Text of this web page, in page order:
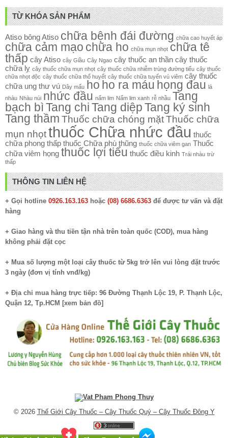
TỪ KHÓA SẢN PHẨM
Atiso bông Atiso chữa bệnh đái đường chữa cao huyết áp
chữa cảm mạo chữa ho chữa mụn nhọt chữa tê
thấp cây Atiso cây Giầu Cây Ngao cây thuốc an thần cây thuốc
chữa lỵ cây thuốc chữa mụn nhọt cây thuốc chữa nhiễm trùng đường tiểu cây thuốc
chữa nhọt độc cây thuốc chữa thổ huyết cây thuốc chữa tuyến vú viêm cây thuốc
chữa ung thư vú Dây mấu ho ho ra máu họng đau lá
nhàu Nhàu núi nhức đầu nấm lim Nấm lim xanh rễ nhầu Tang
bạch bì Tang chi Tang diệp Tang ký sinh
Tang thầm Thuốc chữa chóng mặtThuốc chữa
mụn nhọtthuốc Chữa nhức đầu thuốc
chữa phong thấp thuốc Chữa phù thũng thuốc chữa viêm gan Thuốc
chữa viêm họng thuốc lợi tiểu thuốc điều kinh Trái nhàu trừ
thấp
THÔNG TIN LIÊN HỆ
+ Gọi hotline 0926.163.163 hoặc (08) 6686.6363 để được tư vấn và đặt
hàng
+ Giao hàng và thu tiền tận nhà trên toàn quốc (COD), mua hàng
không phải đặt cọc
+ Mua số lượng một loại cây thuốc từ 5kg trở lên vui lòng đặt trước
3 ngày (đơn vị tính vnđ/kg)
+ Địa chỉ mua hàng trực tiếp: 96 Đường Thạnh Lộc 19, P. Thạnh Lộc,
Quận 12, Tp.HCM [xem bản đồ]
© 2026 Thế Giới Cây Thuốc – Cây Thuốc Quý – Cây Thuốc Đông Y